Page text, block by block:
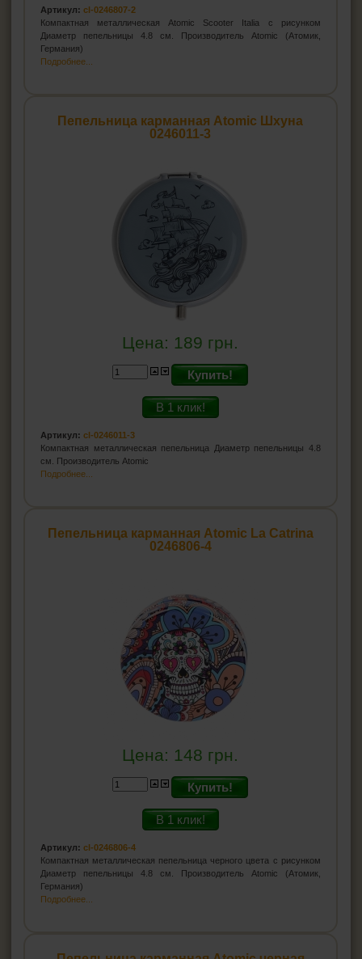
Артикул: cl-0246807-2
Компактная металлическая Atomic Scooter Italia с рисунком
Диаметр пепельницы 4.8 см. Производитель Atomic (Атомик,
Германия)
Подробнее...
Пепельница карманная Atomic Шхуна
0246011-3
Цена: 189 грн.
Купить!
В 1 клик!
Артикул: cl-0246011-3
Компактная металлическая пепельница Диаметр пепельницы 4.8
см. Производитель Atomic
Подробнее...
Пепельница карманная Atomic La Catrina
0246806-4
Цена: 148 грн.
Купить!
В 1 клик!
Артикул: cl-0246806-4
Компактная металлическая пепельница черного цвета с рисунком
Диаметр пепельницы 4.8 см. Производитель Atomic (Атомик,
Германия)
Подробнее...